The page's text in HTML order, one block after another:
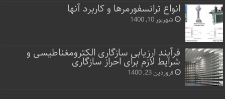
انواع ترانسفورمرها و کاربرد آنها
شهریور 10, 1400
فرآیند ارزیابی سازگاری الکترومغناطیسی و
شرایط لازم برای احراز سازگاری
فروردین 23, 1400